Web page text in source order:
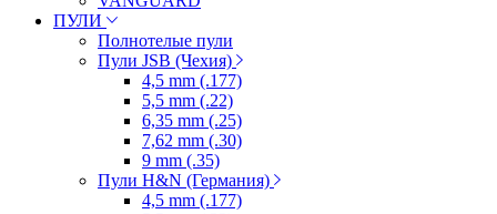
ПУЛИ
Полнотелые пули
Пули JSB (Чехия)
4,5 mm (.177)
5,5 mm (.22)
6,35 mm (.25)
7,62 mm (.30)
9 mm (.35)
Пули H&N (Германия)
4,5 mm (.177)